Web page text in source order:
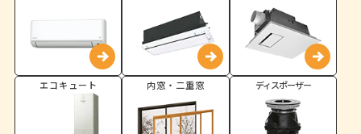
エコキュート 内窓・二重窓 ディスポーザー